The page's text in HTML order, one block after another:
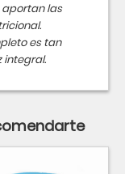
aportan las
es tan
integral.